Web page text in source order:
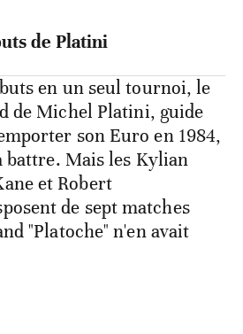
de Platini
en un seul tournoi, le
de Michel Platini, guide
son Euro en 1984,
battre. Mais les Kylian
et Robert
de sept matches
"Platoche" n'en avait